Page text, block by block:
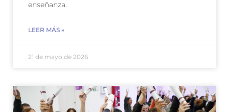
enseñanza.
LEER MÁS »
21 de mayo de 2026